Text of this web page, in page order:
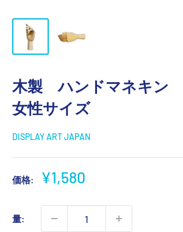
木製 ハンドマネキ
女性サイズ
DISPLAY ART JAPAN
価格:
販
価
格
¥1,580
量: